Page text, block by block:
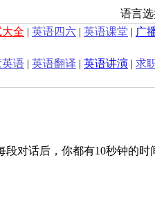
语言选
全 | 英语四六 | 英语课堂 | 广
英语 | 英语翻译 | 英语讲演 | 求
对话后，你都有10秒钟的时